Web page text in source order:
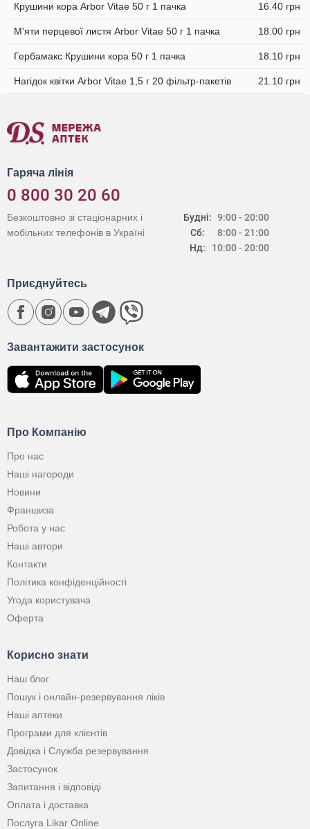
Крушини кора Arbor Vitae 50 г 1 пачка 16.40 грн
М'яти перцевої листя Arbor Vitae 50 г 1 пачка 18.00 грн
Гербамакс Крушини кора 50 г 1 пачка 18.10 грн
Нагідок квітки Arbor Vitae 1,5 г 20 фільтр-пакетів 21.10 грн
Гаряча лінія
0 800 30 20 60
Будні:
Сб:
Нд:
9:00 - 20:00
8:00 - 21:00
10:00 - 20:00
Безкоштовно зі стаціонарних і
мобільних телефонів в Україні
Про Компанію
Про нас
Наші нагороди
Новини
Франшиза
Робота у нас
Наші автори
Контакти
Політика конфіденційності
Угода користувача
Оферта
Корисно знати
Наш блог
Пошук і онлайн-резервування ліків
Наші аптеки
Програми для клієнтів
Довідка і Служба резервування
Застосунок
Запитання і відповіді
Оплата і доставка
Послуга Likar Online
Завантажити застосунок
Приєднуйтесь